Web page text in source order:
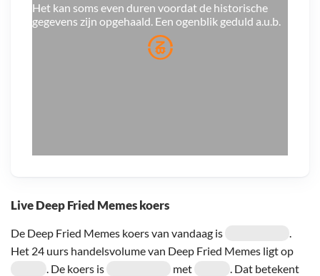
Live Deep Fried Memes koers
De Deep Fried Memes koers van vandaag is
.
Het 24 uurs handelsvolume van Deep Fried Memes ligt op
. De koers is
met
. Dat betekent
Het kan soms even duren voordat de historische
gegevens zijn opgehaald. Een ogenblik geduld a.u.b.